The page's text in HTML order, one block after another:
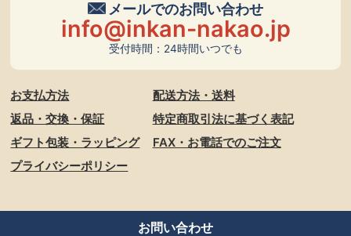
メールでのお問い合わせ
info@inkan-nakao.jp
受付時間：24時間いつでも
お支払方法
配送方法・送料
返品・交換・保証
特定商取引法に基づく表記
ギフト包装・ラッピング
FAX・お電話でのご注文
プライバシーポリシー
お問い合わせ